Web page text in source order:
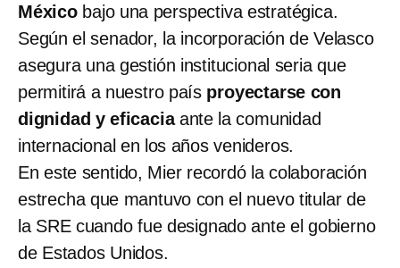
México bajo una perspectiva estratégica.
Según el senador, la incorporación de Velasco
asegura una gestión institucional seria que
permitirá a nuestro país proyectarse con
dignidad y eficaciaante la comunidad
internacional en los años venideros.
En este sentido, Mier recordó la colaboración
estrecha que mantuvo con el nuevo titular de
la SRE cuando fue designado ante el gobierno
de Estados Unidos.